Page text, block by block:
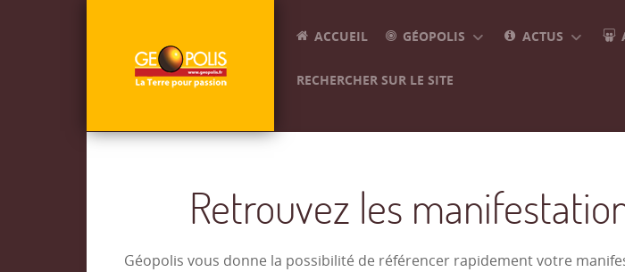
ACCUEIL GÉOPOLIS ACTUS
RECHERCHER SUR LE SITE
Retrouvez les
Géopolis vous donne la possibilité de référencer rapidement votre